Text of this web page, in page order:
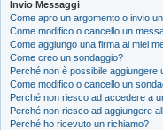
Invio Messaggi
Come apro un argomento o invio
Come modifico o cancello un
Come aggiungo una firma ai miei
Come creo un sondaggio?
Perché non è possibile aggiungere
Come modifico o cancello un
Perché non riesco ad accedere a
Perché non riesco ad aggiungere
Perché ho ricevuto un richiamo?